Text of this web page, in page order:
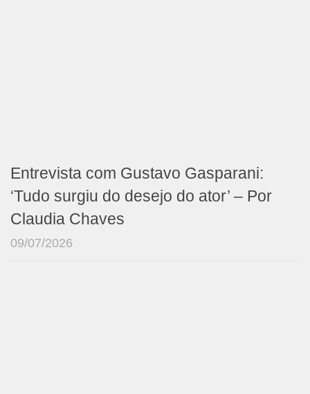
Entrevista com Gustavo Gasparani:
‘Tudo surgiu do desejo do ator’ – Por
Claudia Chaves
09/07/2026